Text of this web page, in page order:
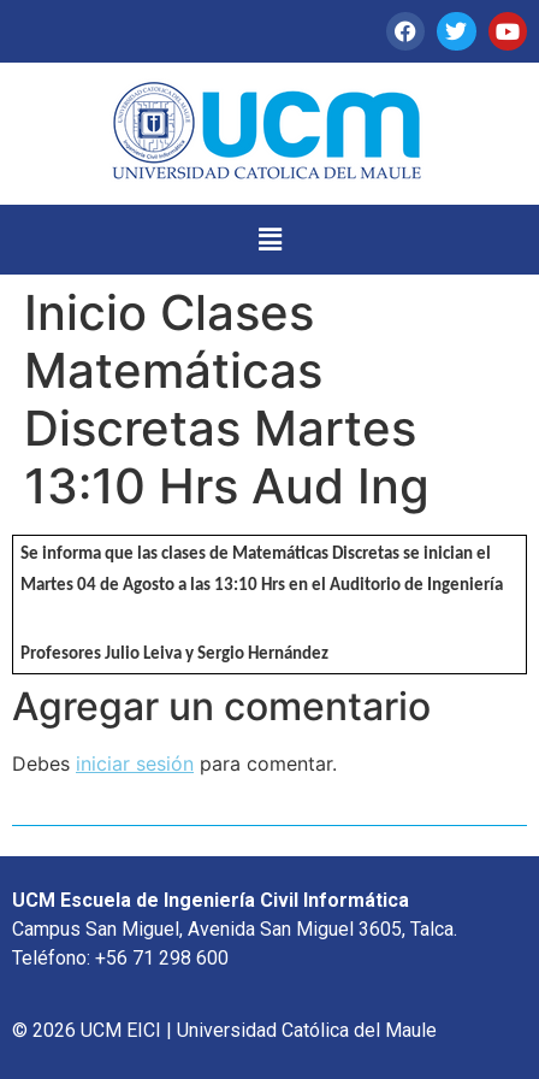
Inicio Clases
Matemáticas
Discretas Martes
13:10 Hrs Aud Ing
Se informa que las clases de Matemáticas Discretas se inician el
Martes 04 de Agosto a las 13:10 Hrs en el Auditorio de Ingeniería
Profesores Julio Leiva y Sergio Hernández
Agregar un comentario
Debes iniciar sesión para comentar.
UCM Escuela de Ingeniería Civil Informática
Campus San Miguel, Avenida San Miguel 3605, Talca.
Teléfono: +56 71 298 600
© 2026 UCM EICI | Universidad Católica del Maule